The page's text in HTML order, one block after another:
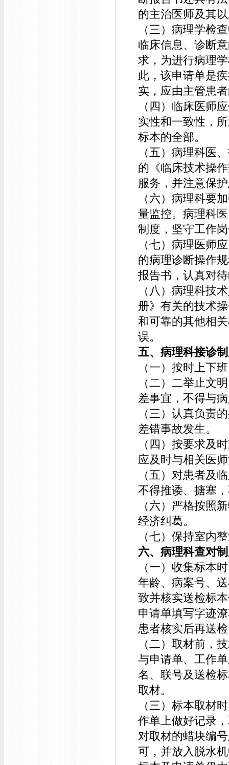
的主治医师及其
（三）病理学检
临床信息、诊断
求，为进行病理
此，该申请单是
实，应由主管患
（四）临床医师
实性和一致性，
标本的全部。
（五）病理科医
的《临床技术操
服务，并注意保
（六）病理科要
量监控。病理科
制度，坚守工作
（七）病理医师
的病理诊断操作
报告书，认真对
（八）病理科技
册》有关的技术
和可靠的其他相
误。
五、病理科接诊
（一）按时上下
（二）二举止文
差事宜，不得与
（三）认真负责
差错事故发生。
（四）按要求及
应及时与相关医
（五）对患者及
不得推诿、搪塞
（六）严格按照
经济纠葛。
（七）保持室内
六、病理科查对
（一）收集标本
年龄、病案号、
致并核实送检标
申请单填写字迹
患者核实后再送
（二）取材前，
与申请单、工作
名、联号及送检
取材。
（三）标本取材
作单上做好记录
对取材的蜡块编
可，并放入脱水